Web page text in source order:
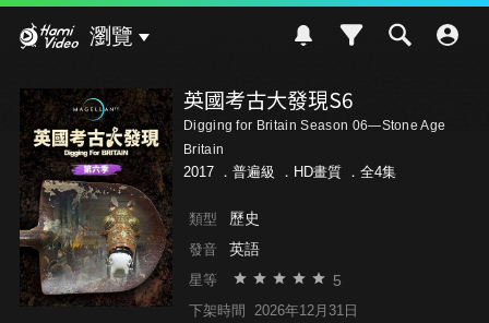
瀏覽
英國考古大發現S6
Digging for Britain Season 06—Stone Age
Britain
2017 ． 普遍級 ．HD畫質 ．全4集
類型 歷史
發音 英語
星等 5
下架時間 2026年12月31日